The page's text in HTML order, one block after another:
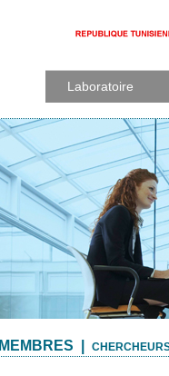
Laboratoire
MEMBRES |